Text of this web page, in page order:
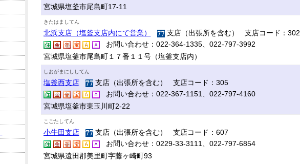
宮城県塩釜市尾島町17‐11
きたはましてん
北浜支店（塩釜支店内にて営業）
支店（出張所を含む） 支店コード：302
お問い合わせ：022-364-1335、022-797-3992
宮城県塩釜市尾島町１７番１１号（塩釜支店内）
しおがまにししてん
塩釜西支店
支店（出張所を含む） 支店コード：305
お問い合わせ：022-367-1151、022-797-4160
宮城県塩釜市東玉川町2-22
こごたしてん
小牛田支店
支店（出張所を含む） 支店コード：607
お問い合わせ：0229-33-3111、022-797-6854
宮城県遠田郡美里町字藤ヶ崎町93